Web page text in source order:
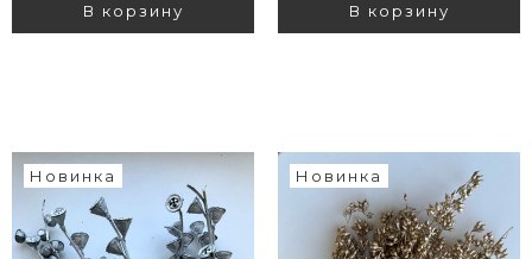
В корзину В корзину
Новинка Новинка